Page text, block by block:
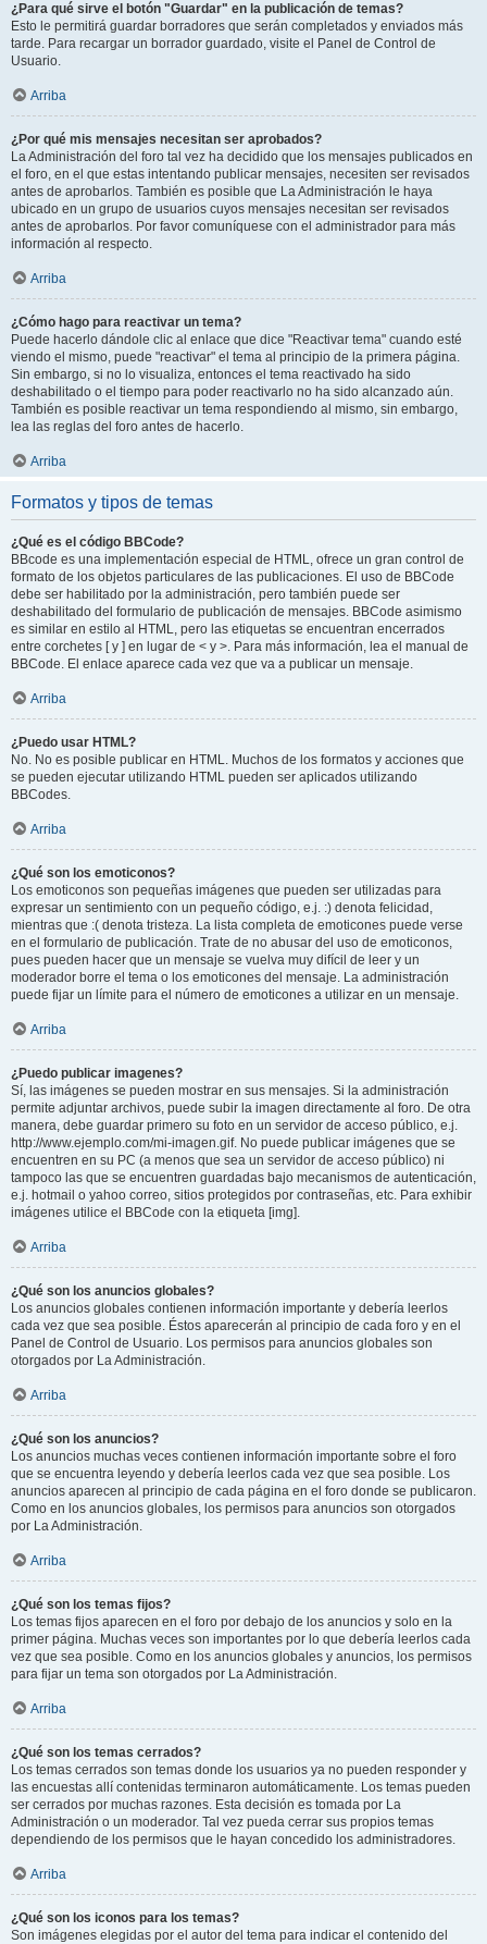
¿Para qué sirve el botón "Guardar" en la publicación de temas?
Esto le permitirá guardar borradores que serán completados y enviados más
tarde. Para recargar un borrador guardado, visite el Panel de Control de
Usuario.
Arriba
¿Por qué mis mensajes necesitan ser aprobados?
La Administración del foro tal vez ha decidido que los mensajes publicados en
el foro, en el que estas intentando publicar mensajes, necesiten ser revisados
antes de aprobarlos. También es posible que La Administración le haya
ubicado en un grupo de usuarios cuyos mensajes necesitan ser revisados
antes de aprobarlos. Por favor comuníquese con el administrador para más
información al respecto.
Arriba
¿Cómo hago para reactivar un tema?
Puede hacerlo dándole clic al enlace que dice "Reactivar tema" cuando esté
viendo el mismo, puede "reactivar" el tema al principio de la primera página.
Sin embargo, si no lo visualiza, entonces el tema reactivado ha sido
deshabilitado o el tiempo para poder reactivarlo no ha sido alcanzado aún.
También es posible reactivar un tema respondiendo al mismo, sin embargo,
lea las reglas del foro antes de hacerlo.
Arriba
Formatos y tipos de temas
¿Qué es el código BBCode?
BBcode es una implementación especial de HTML, ofrece un gran control de
formato de los objetos particulares de las publicaciones. El uso de BBCode
debe ser habilitado por la administración, pero también puede ser
deshabilitado del formulario de publicación de mensajes. BBCode asimismo
es similar en estilo al HTML, pero las etiquetas se encuentran encerrados
entre corchetes [ y ] en lugar de < y >. Para más información, lea el manual de
BBCode. El enlace aparece cada vez que va a publicar un mensaje.
Arriba
¿Puedo usar HTML?
No. No es posible publicar en HTML. Muchos de los formatos y acciones que
se pueden ejecutar utilizando HTML pueden ser aplicados utilizando
BBCodes.
Arriba
¿Qué son los emoticonos?
Los emoticonos son pequeñas imágenes que pueden ser utilizadas para
expresar un sentimiento con un pequeño código, e.j. :) denota felicidad,
mientras que :( denota tristeza. La lista completa de emoticones puede verse
en el formulario de publicación. Trate de no abusar del uso de emoticonos,
pues pueden hacer que un mensaje se vuelva muy difícil de leer y un
moderador borre el tema o los emoticones del mensaje. La administración
puede fijar un límite para el número de emoticones a utilizar en un mensaje.
Arriba
¿Puedo publicar imagenes?
Sí, las imágenes se pueden mostrar en sus mensajes. Si la administración
permite adjuntar archivos, puede subir la imagen directamente al foro. De otra
manera, debe guardar primero su foto en un servidor de acceso público, e.j.
http://www.ejemplo.com/mi-imagen.gif. No puede publicar imágenes que se
encuentren en su PC (a menos que sea un servidor de acceso público) ni
tampoco las que se encuentren guardadas bajo mecanismos de autenticación,
e.j. hotmail o yahoo correo, sitios protegidos por contraseñas, etc. Para exhibir
imágenes utilice el BBCode con la etiqueta [img].
Arriba
¿Qué son los anuncios globales?
Los anuncios globales contienen información importante y debería leerlos
cada vez que sea posible. Éstos aparecerán al principio de cada foro y en el
Panel de Control de Usuario. Los permisos para anuncios globales son
otorgados por La Administración.
Arriba
¿Qué son los anuncios?
Los anuncios muchas veces contienen información importante sobre el foro
que se encuentra leyendo y debería leerlos cada vez que sea posible. Los
anuncios aparecen al principio de cada página en el foro donde se publicaron.
Como en los anuncios globales, los permisos para anuncios son otorgados
por La Administración.
Arriba
¿Qué son los temas fijos?
Los temas fijos aparecen en el foro por debajo de los anuncios y solo en la
primer página. Muchas veces son importantes por lo que debería leerlos cada
vez que sea posible. Como en los anuncios globales y anuncios, los permisos
para fijar un tema son otorgados por La Administración.
Arriba
¿Qué son los temas cerrados?
Los temas cerrados son temas donde los usuarios ya no pueden responder y
las encuestas allí contenidas terminaron automáticamente. Los temas pueden
ser cerrados por muchas razones. Esta decisión es tomada por La
Administración o un moderador. Tal vez pueda cerrar sus propios temas
dependiendo de los permisos que le hayan concedido los administradores.
Arriba
¿Qué son los iconos para los temas?
Son imágenes elegidas por el autor del tema para indicar el contenido del